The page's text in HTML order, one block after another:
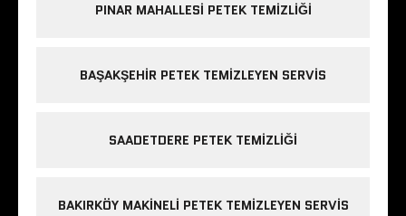
PINAR MAHALLESI PETEK TEMIZLIĞI
BAŞAKŞEHIR PETEK TEMIZLEYEN SERVIS
SAADETDERE PETEK TEMIZLIĞI
BAKIRKÖY MAKINELI PETEK TEMIZLEYEN SERVIS